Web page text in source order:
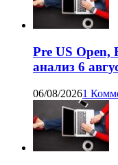
Pre US Open,
анализ 6
06/08/20261